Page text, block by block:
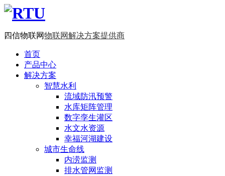
四信物联网物联网解决方案提供商
首页
产品中心
解决方案
智慧水利
流域防汛预警
水库矩阵管理
数字孪生灌区
水文水资源
幸福河湖建设
城市生命线
内涝监测
排水管网监测